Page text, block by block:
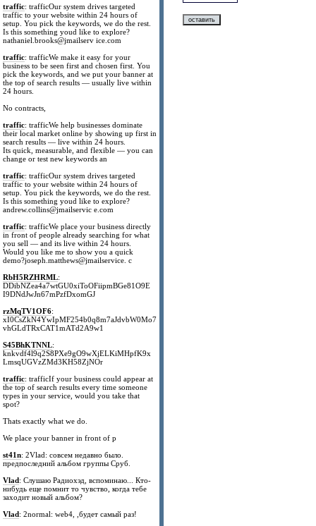
traffic: trafficOur system drives targeted
traffic to your website within 24 hours of
setup. You pick the keywords, we do the rest.
Is this something youd like to explore?
nathaniel.brooks@jmailserv ice.com
traffic: trafficWe make it easy for your
business to be seen first and chosen first. You
pick the keywords, and we put your banner at
the top of search results — usually live within
24 hours.
No contracts,
traffic: trafficWe help businesses dominate
their local market online by showing up first in
search results — live within 24 hours.
Its quick, measurable, and flexible — you can
change or test new keywords an
traffic: trafficOur system drives targeted
traffic to your website within 24 hours of
setup. You pick the keywords, we do the rest.
Is this something youd like to explore?
andrew.collins@jmailservic e.com
traffic: trafficWe place your business directly
in front of people already searching for what
you sell — and its live within 24 hours.
Would you like me to show you a quick
demo?joseph.matthews@jmailservice. c
RbH5RZHRML:
DDibNZea4a7wtGU0xiToOFiipmBGe81O9E
I9DNdJwJn67mPzfDxomGJ
rzMqTV1OF6:
xI0CsZkN4YwIpMF254b0q8m7aJdvbW0Mo7
vhGLdTRxCAT1mATd2A9w1
S45BhKTNNL:
knkvdf4l9q2S8PXe9gO9wXjELKiMHpfK9x
LmsqUGVzZMd3KH58ZjNOr
traffic: trafficIf your business could appear at
the top of search results every time someone
types in your service, would you take that
spot?
Thats exactly what we do.
We place your banner in front of p
st41n: 2Vlad: совсем недавно было.
предпоследний альбом группы Сруб.
Vlad: Слушаю Радиохэд, вспоминаю... Кто-
нибудь еще помнит то чувство, когда тебе
заходит новый альбом?
Vlad: 2normal: web4, ,будет самый раз!